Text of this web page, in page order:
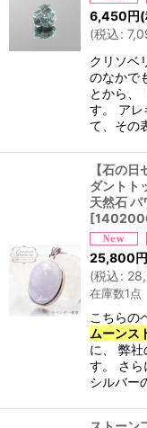
6,450円
(税込:
クリソベ
のなかで
とから、
す。 アレ
て、その
【石の
ダントト
天然石
[
25,800円
(税込:
在庫数1点
こちらの
ムーンス
に、 弊社
す。 さら
シルバー